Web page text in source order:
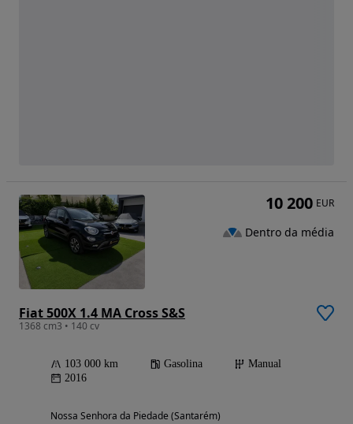
Fiat 500X 1.4 MA Cross S&S
1368 cm3 • 140 cv
103 000 km Gasolina
Manual
2016
Nossa Senhora da Piedade (Santarém)
10 200 EUR
Dentro da média